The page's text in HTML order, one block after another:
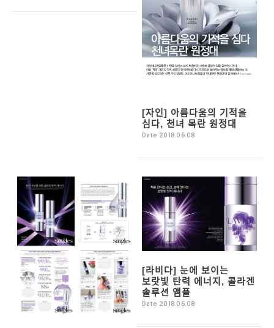
[자인] 아름다움의 기적을
심다, 천녀 목란 원정대
Date 2018.06.08
[라비다] 눈에 보이는
보랏빛 탄력 에너지, 콜라겐
솔루션 앰플
Date 2018.06.08